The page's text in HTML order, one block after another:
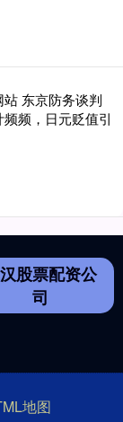
东京防务谈判
频，日元贬值引
股票配资公
司
地图